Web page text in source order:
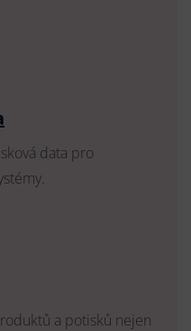
data pro
a potisků nejen